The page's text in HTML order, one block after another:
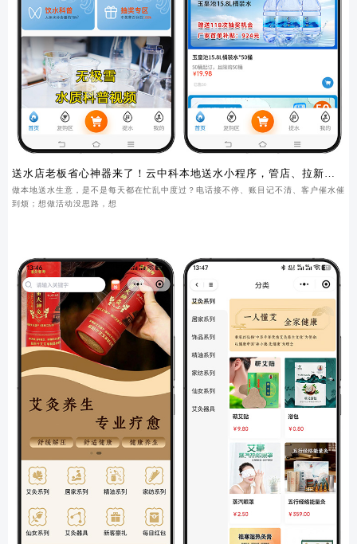
送水店老板省心神器来了！云中科本地送水小程序，管店、拉新、
锁客一步到位
做本地送水生意，是不是每天都在忙乱中度过？电话接不停、账目记不清、客户催水催
到烦；想做活动没思路，想